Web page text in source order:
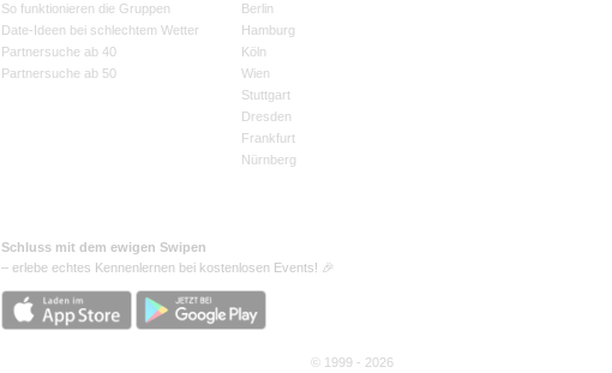
So funktionieren die Gruppen
Date-Ideen bei schlechtem Wetter
Partnersuche ab 40
Partnersuche ab 50
Berlin
Hamburg
Köln
Wien
Stuttgart
Dresden
Frankfurt
Nürnberg
Schluss mit dem ewigen Swipen
– erlebe echtes Kennenlernen bei kostenlosen Events! 🎉
© 1999 - 2026